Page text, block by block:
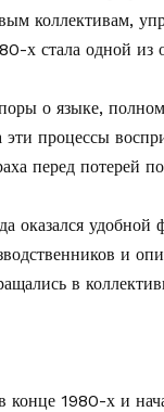
коллективам,
х стала одной из
о языке,
процессы
перед потерей
оказался удобной
и
в
конце 1980-х и